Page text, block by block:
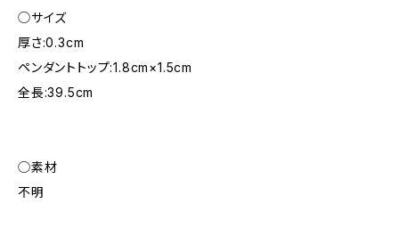
◯サイズ
厚さ:0.3cm
ペンダントトップ:1.8cm×1.5cm
全長:39.5cm
◯素材
不明